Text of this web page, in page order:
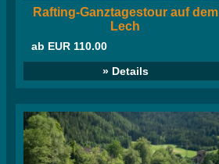
Rafting-Ganztagestour auf dem
Lech
ab EUR 110.00
» Details